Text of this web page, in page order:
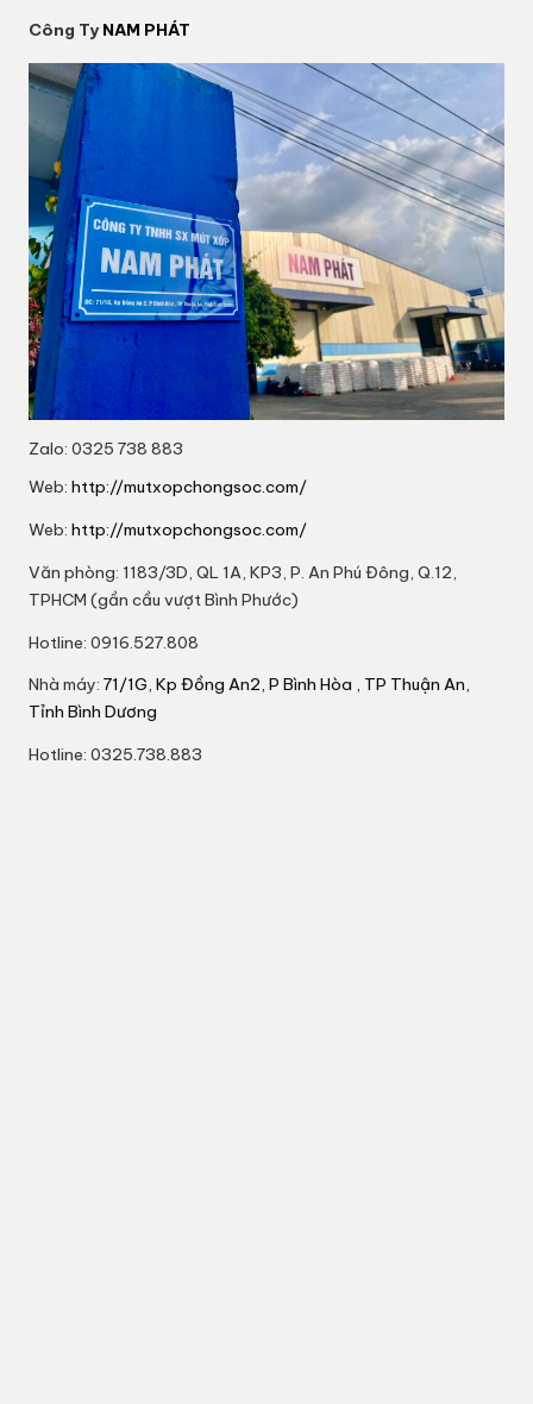
Công Ty NAM PHÁT
Zalo: 0325 738 883
Web: http://mutxopchongsoc.com/
Web: http://mutxopchongsoc.com/
Văn phòng: 1183/3D, QL 1A, KP3, P. An Phú Đông, Q.12,
TPHCM (gần cầu vượt Bình Phước)
Hotline: 0916.527.808
Nhà máy: 71/1G, Kp Đồng An2, P Bình Hòa , TP Thuận An,
Tỉnh Bình Dương
Hotline: 0325.738.883